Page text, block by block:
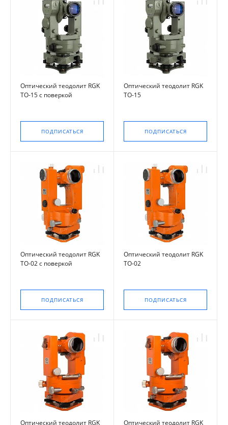
Оптический теодолит RGK
TO-15 с поверкой
ПОДПИСАТЬСЯ
Оптический теодолит RGK
TO-15
ПОДПИСАТЬСЯ
Оптический теодолит RGK
TO-02 с поверкой
ПОДПИСАТЬСЯ
Оптический теодолит RGK
TO-02
ПОДПИСАТЬСЯ
Оптический теодолит RGK
Оптический теодолит RGK